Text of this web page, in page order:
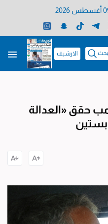
بحث الارشيف
حقق «العدالة